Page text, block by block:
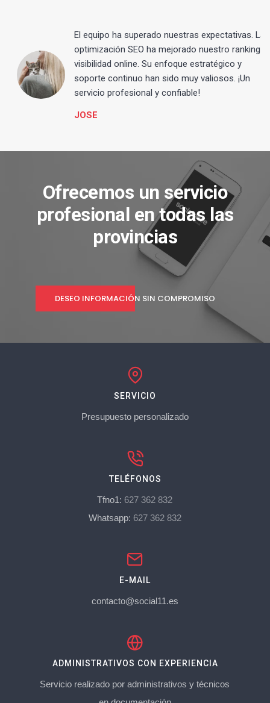
El equipo ha superado nuestras expectativas. La
optimización SEO ha mejorado nuestro ranking y
visibilidad online. Su enfoque estratégico y
soporte continuo han sido muy valiosos. ¡Un
servicio profesional y confiable!
JOSE
Ofrecemos un servicio
profesional en todas las
provincias
DESEO INFORMACIÓN SIN COMPROMISO
SERVICIO
Presupuesto personalizado
TELÉFONOS
Tfno1: 627 362 832
Whatsapp: 627 362 832
E-MAIL
contacto@social11.es
ADMINISTRATIVOS CON EXPERIENCIA
Servicio realizado por administrativos y técnicos